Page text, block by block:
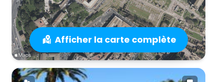
Afficher la carte complète